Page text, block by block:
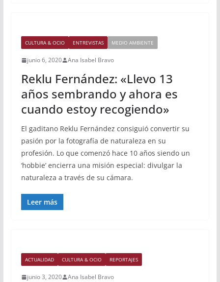
CULTURA & OCIO ENTREVISTAS MEDIO AMBIENTE
junio 6, 2020 Ana Isabel Bravo
Reklu Fernández: «Llevo 13
años sembrando y ahora es
cuando estoy recogiendo»
El gaditano Reklu Fernández consiguió convertir su
pasión por la fotografía de naturaleza en su
profesión. Lo que comenzó hace 10 años siendo un
‘hobbie’ encierra una misión especial: divulgar la
naturaleza a través de su cámara.
Leer más
ACTUALIDAD CULTURA & OCIO REPORTAJES
junio 3, 2020 Ana Isabel Bravo